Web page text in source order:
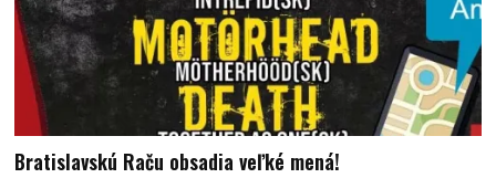
Bratislavskú Raču obsadia veľké mená!